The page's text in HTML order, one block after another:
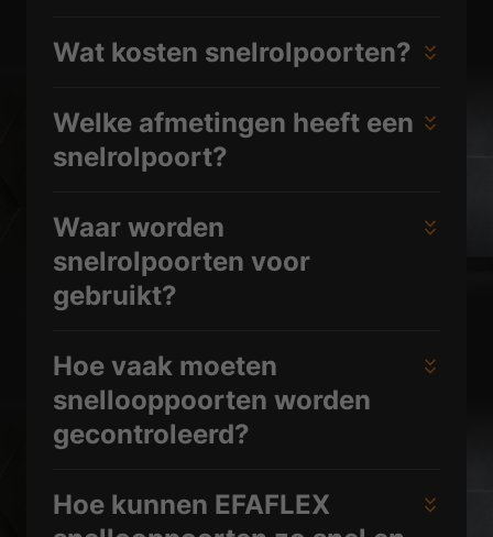
Wat kosten snelrolpoorten?
Welke afmetingen heeft een
snelrolpoort?
Waar worden
snelrolpoorten voor
gebruikt?
Hoe vaak moeten
snellooppoorten worden
gecontroleerd?
Hoe kunnen EFAFLEX